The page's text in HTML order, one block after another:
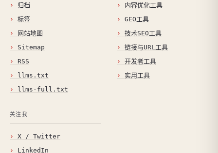
归档
标签
网站地图
Sitemap
RSS
llms.txt
llms-full.txt
内容优化工具
GEO工具
技术SEO工具
链接与URL工具
开发者工具
实用工具
关注我
X / Twitter
LinkedIn